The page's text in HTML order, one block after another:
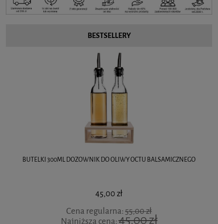
BESTSELLERY
BUTELKI 300ML DOZOWNIK DO OLIWY OCTU BALSAMICZNEGO
45,00 zł
Cena regularna:55,00 zł
Najniższa cena:45,00 zł